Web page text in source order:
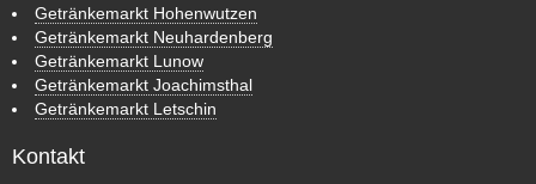
Getränkemarkt Hohenwutzen
Getränkemarkt Neuhardenberg
Getränkemarkt Lunow
Getränkemarkt Joachimsthal
Getränkemarkt Letschin
Kontakt